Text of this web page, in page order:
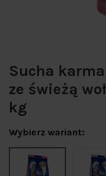
Sucha
ze świeżą
kg
Wybierz wariant: